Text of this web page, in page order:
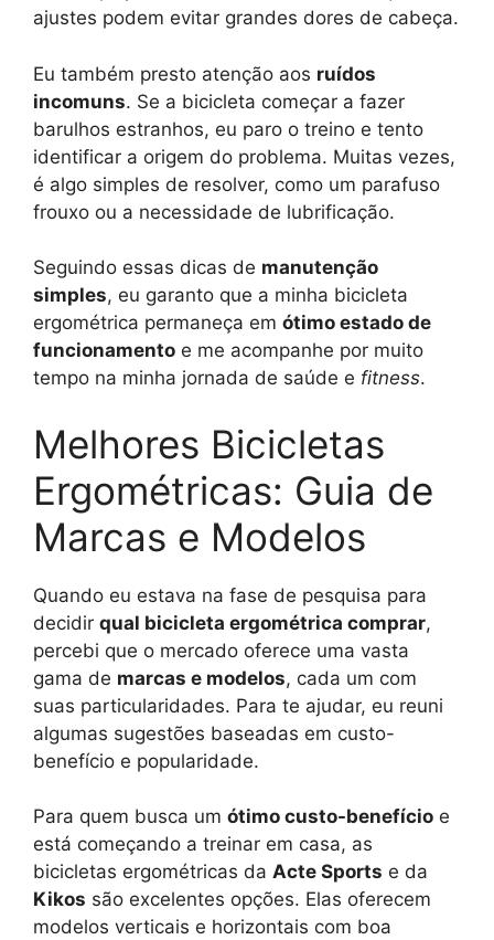
ajustes podem evitar grandes dores de cabeça.
Eu também presto atenção aos ruídos
incomuns. Se a bicicleta começar a fazer
barulhos estranhos, eu paro o treino e tento
identificar a origem do problema. Muitas vezes,
é algo simples de resolver, como um parafuso
frouxo ou a necessidade de lubrificação.
Seguindo essas dicas de manutenção
simples, eu garanto que a minha bicicleta
ergométrica permaneça em ótimo estado de
funcionamento e me acompanhe por muito
tempo na minha jornada de saúde e fitness.
Melhores Bicicletas
Ergométricas: Guia de
Marcas e Modelos
Quando eu estava na fase de pesquisa para
decidir qual bicicleta ergométrica comprar,
percebi que o mercado oferece uma vasta
gama de marcas e modelos, cada um com
suas particularidades. Para te ajudar, eu reuni
algumas sugestões baseadas em custo-
benefício e popularidade.
Para quem busca um ótimo custo-benefício e
está começando a treinar em casa, as
bicicletas ergométricas da Acte Sports e da
Kikos são excelentes opções. Elas oferecem
modelos verticais e horizontais com boa